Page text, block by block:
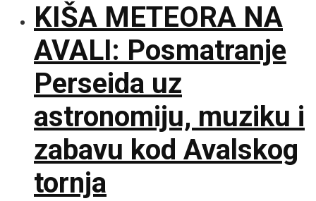
KIŠA METEORA NA
AVALI: Posmatranje
Perseida uz
astronomiju, muziku i
zabavu kod Avalskog
tornja